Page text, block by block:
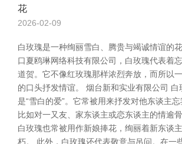
花
2026-02-09
白玫瑰是一种绚丽雪白、腾贵与竭诚情谊的
口夏鸥琳网络科技有限公司，白玫瑰代表着
道贺。它不像红玫瑰那样浓烈奔放，而所以
的口头抒发情谊。 烟台新和实业有限公司
是“雪白的爱”。它常被用来抒发对他东谈主忘
比如对一又友、家东谈主或恋东谈主的情逾
白玫瑰也常被用作新娘捧花，绚丽着新东谈
朽。 此外，白玫瑰还代表敬意与吊问。在一